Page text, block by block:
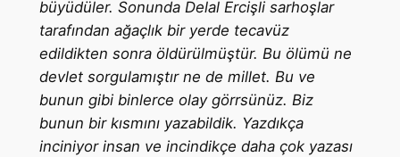
büyüdüler. Sonunda Delal Ercişli sarhoşlar
tarafından ağaçlık bir yerde tecavüz
edildikten sonra öldürülmüştür. Bu ölümü ne
devlet sorgulamıştır ne de millet. Bu ve
bunun gibi binlerce olay görrsünüz. Biz
bunun bir kısmını yazabildik. Yazdıkça
inciniyor insan ve incindikçe daha çok yazası